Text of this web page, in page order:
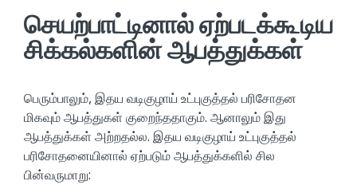
செயற்பாட்டினால் ஏற்படக்கூடிய
சிக்கல்களின் ஆபத்துக்கள்
பெரும்பாலும், இதய வடிகுழாய் உட்புகுத்தல் பரிசோதன
மிகவும் ஆபத்துகள் குறைந்ததாகும். ஆனாலும் இது
ஆபத்துக்கள் அற்றதல்ல. இதய வடிகுழாய் உட்புகுத்தல்
பரிசோதனையினால் ஏற்படும் ஆபத்துக்களில் சில
பின்வருமாறு: